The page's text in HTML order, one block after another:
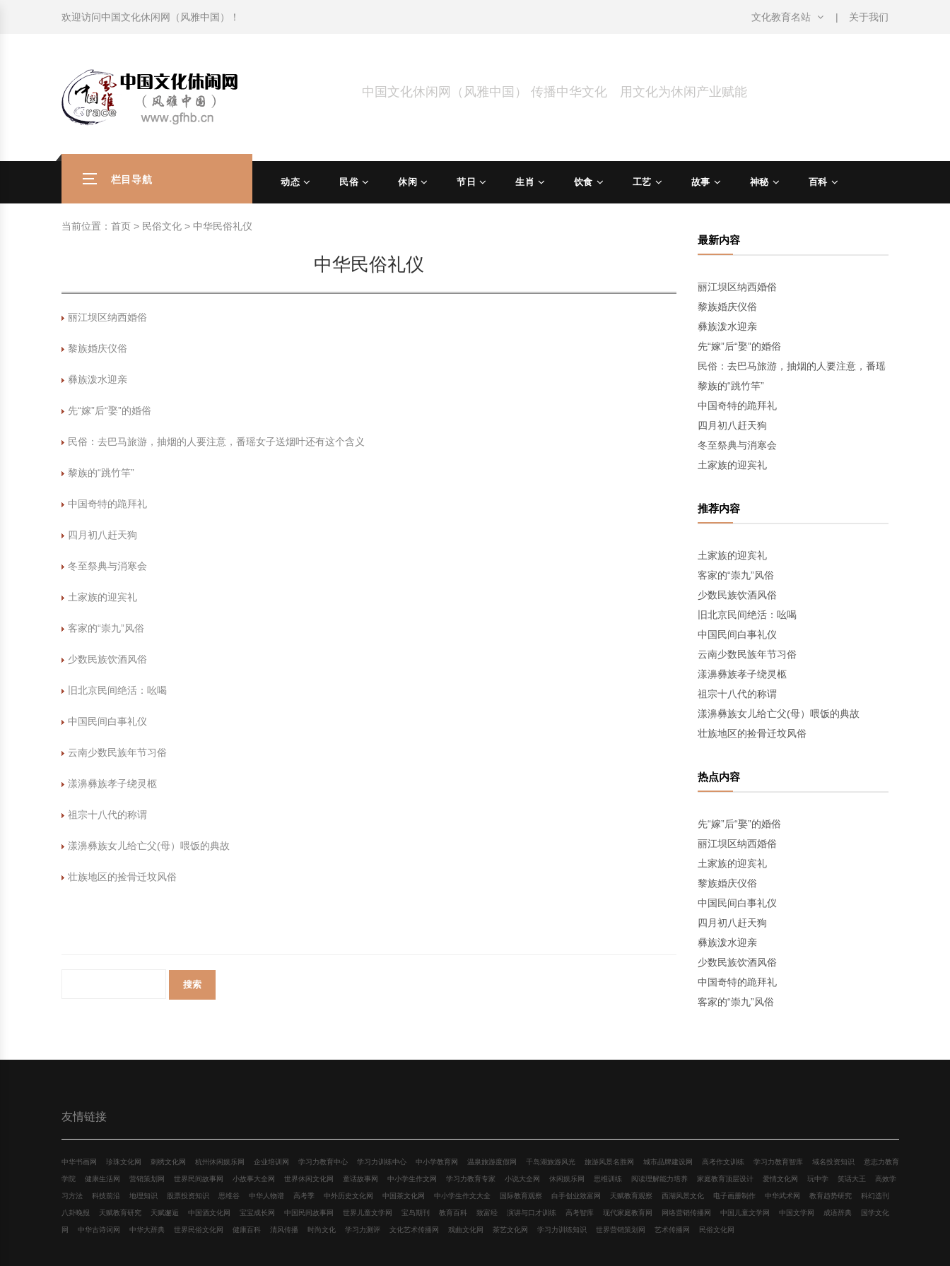
社会热点新闻
中华民俗礼仪
中国民俗趣谈
中华姓氏文化
中国民俗禁忌
中国传统服饰
文化休闲产业研究
非物质文化遗产
政策法律法规
旅游出行知识
国外传统节日
国外饮食文化
漆器
外国民间故事
中国风水文化
中国宗教文化
苗族巫蛊文化
中国性文化
校园文化建设知识
学习力教育知识
教育名家
社会热点新闻
中华民俗礼仪
中国民俗趣谈
中华姓氏文化
中国民俗禁忌
中国传统服饰
文化休闲产业研究
非物质文化遗产
政策法律法规
旅游出行知识
国外传统节日
国外饮食文化
漆器
外国民间故事
中国风水文化
中国宗教文化
苗族巫蛊文化
中国性文化
校园文化建设知识
学习力教育知识
教育名家
欢迎访问中国文化休闲网（风雅中国） ！ 文化教育名站 关于我们
中国文化休闲网（风雅中国） 传播中华文化 用文化为休闲产业赋能
栏目导航 动态 民俗 休闲 节日 生肖 饮食 工艺 故事 神秘 百科
当前位置： 首页 > 民俗文化 > 中华民俗礼仪
中华民俗礼仪
丽江坝区纳西婚俗
黎族婚庆仪俗
彝族泼水迎亲
先“嫁”后“娶”的婚俗
民俗：去巴马旅游，抽烟的人要注意，番瑶女子送烟叶还有这个含义
黎族的“跳竹竿”
中国奇特的跪拜礼
四月初八赶天狗
冬至祭典与消寒会
土家族的迎宾礼
客家的“崇九”风俗
少数民族饮酒风俗
旧北京民间绝活：吆喝
中国民间白事礼仪
云南少数民族年节习俗
漾濞彝族孝子绕灵柩
祖宗十八代的称谓
漾濞彝族女儿给亡父(母）喂饭的典故
壮族地区的捡骨迁坟风俗
最新内容
丽江坝区纳西婚俗
黎族婚庆仪俗
彝族泼水迎亲
先“嫁”后“娶”的婚俗
民俗：去巴马旅游，抽烟的人要注意，番瑶
黎族的“跳竹竿”
中国奇特的跪拜礼
四月初八赶天狗
冬至祭典与消寒会
土家族的迎宾礼
推荐内容
土家族的迎宾礼
客家的“崇九”风俗
少数民族饮酒风俗
旧北京民间绝活：吆喝
中国民间白事礼仪
云南少数民族年节习俗
漾濞彝族孝子绕灵柩
祖宗十八代的称谓
漾濞彝族女儿给亡父(母）喂饭的典故
壮族地区的捡骨迁坟风俗
热点内容
先“嫁”后“娶”的婚俗
丽江坝区纳西婚俗
土家族的迎宾礼
黎族婚庆仪俗
中国民间白事礼仪
四月初八赶天狗
彝族泼水迎亲
少数民族饮酒风俗
中国奇特的跪拜礼
客家的“崇九”风俗
友情链接
中华书画网 珍珠文化网 刺绣文化网 杭州休闲娱乐网 企业培训网 学习力教育中心 学习力训练中心 中小学教育网 温泉旅游度假网 千岛湖旅游风光 旅游风景名胜网 城市品牌建设网 高考作文训练 学习力教育智库 域名投资知识 意志力教育
学院 健康生活网 营销策划网 世界民间故事网 小故事大全网 世界休闲文化网 童话故事网 中小学生作文网 学习力教育专家 小说大全网 休闲娱乐网 思维训练 阅读理解能力培养 家庭教育顶层设计 爱情文化网 玩中学 笑话大王 高效学
习方法 科技前沿 地理知识 股票投资知识 思维谷 中华人物谱 高考季 中外历史文化网 中国茶文化网 中小学生作文大全 国际教育观察 白手创业致富网 天赋教育观察 西湖风景文化 电子画册制作 中华武术网 教育趋势研究 科幻选刊
八卦晚报 天赋教育研究 天赋邂逅 中国酒文化网 宝宝成长网 中国民间故事网 世界儿童文学网 宝岛期刊 教育百科 致富经 演讲与口才训练 高考智库 现代家庭教育网 网络营销传播网 中国儿童文学网 中国文学网 成语辞典 国学文化
网 中华古诗词网 中华大辞典 世界民俗文化网 健康百科 清风传播 时尚文化 学习力测评 文化艺术传播网 戏曲文化网 茶艺文化网 学习力训练知识 世界营销策划网 艺术传播网 民俗文化网